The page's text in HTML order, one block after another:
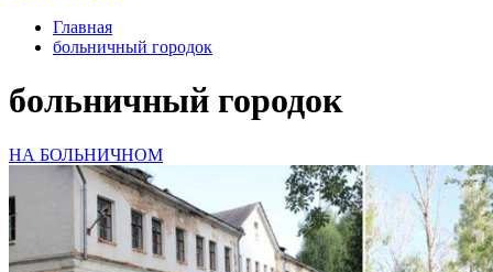
Главная
больничный городок
больничный городок
НА БОЛЬНИЧНОМ